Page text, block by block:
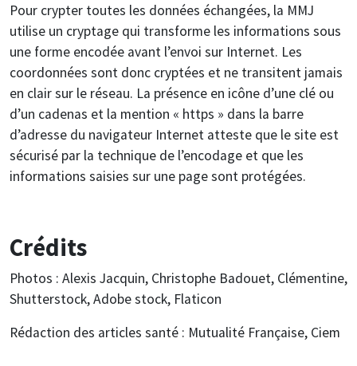
Pour crypter toutes les données échangées, la MMJ
utilise un cryptage qui transforme les informations sous
une forme encodée avant l’envoi sur Internet. Les
coordonnées sont donc cryptées et ne transitent jamais
en clair sur le réseau. La présence en icône d’une clé ou
d’un cadenas et la mention « https » dans la barre
d’adresse du navigateur Internet atteste que le site est
sécurisé par la technique de l’encodage et que les
informations saisies sur une page sont protégées.
Crédits
Photos : Alexis Jacquin, Christophe Badouet, Clémentine,
Shutterstock, Adobe stock, Flaticon
Rédaction des articles santé : Mutualité Française, Ciem